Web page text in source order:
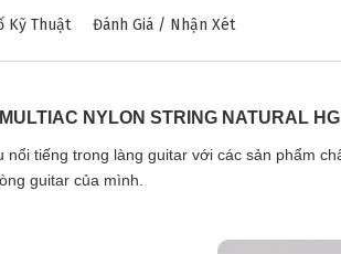
Kỹ Thuật Đánh Giá / Nhận Xét
NYLON STRING NATURAL HG
nổi tiếng trong làng guitar với các sản phẩm
guitar của mình.